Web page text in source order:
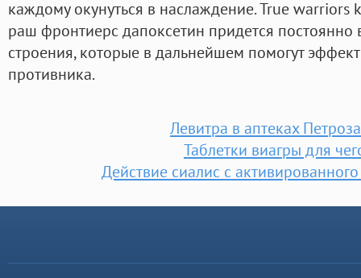
каждому окунуться в наслаждение. True
раш фронтиерс дапоксетин придется постоянно
строения, которые в дальнейшем помогут
противника.
Левитра в аптеках
Таблетки виагры для
Действие сиалис с